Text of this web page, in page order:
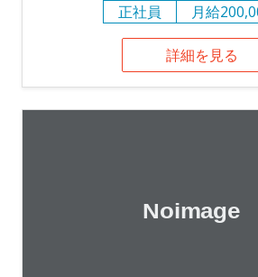
正社員
月給
詳細を見る